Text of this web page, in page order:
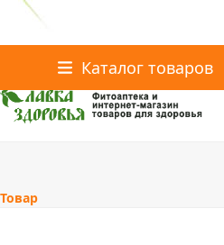
content
Каталог товаров
Доставка и оплата
Скидки
Товар